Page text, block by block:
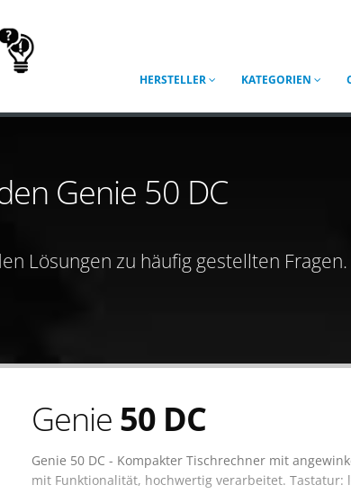
HERSTELLER KATEGORIEN
Genie 50 DC
Lösungen zu häufig gestellten Fragen.
Genie 50 DC
Genie 50 DC - Kompakter Tischrechner mit
mit Funktionalität, hochwertig verarbeitet.